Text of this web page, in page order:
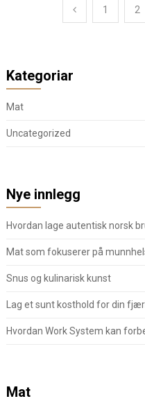
1 2
Kategoriar
Mat
Uncategorized
Nye innlegg
Hvordan lage autentisk norsk
Mat som fokuserer på
Snus og kulinarisk kunst
Lag et sunt kosthold for din
Hvordan Work System kan
Mat